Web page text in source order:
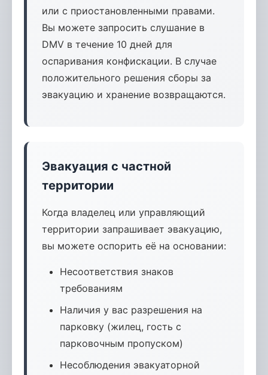
или с приостановленными правами.
Вы можете запросить слушание в
DMV в течение 10 дней для
оспаривания конфискации. В случае
положительного решения сборы за
эвакуацию и хранение возвращаются.
Эвакуация с частной
территории
Когда владелец или управляющий
территории запрашивает эвакуацию,
вы можете оспорить её на основании:
Несоответствия знаков
требованиям
Наличия у вас разрешения на
парковку (жилец, гость с
парковочным пропуском)
Несоблюдения эвакуаторной